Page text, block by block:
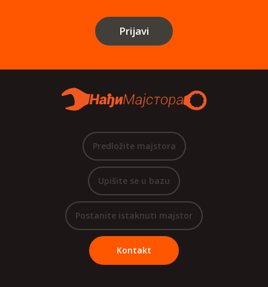
Prijavi
Predložite majstora
Upišite se u bazu
Postanite istaknuti majstor
Kontakt